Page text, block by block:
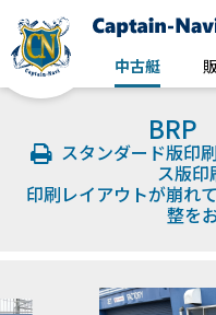
中古艇
BRP
スタンダード版印
ス版印
印刷レイアウトが崩れ
整を